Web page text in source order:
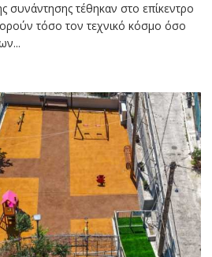
συνάντησης τέθηκαν στο επίκεντρο
τόσο τον τεχνικό κόσμο όσο